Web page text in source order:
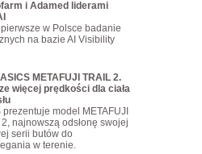
i Adamed liderami
w Polsce badanie
na bazie AI Visibility
METAFUJI TRAIL 2.
więcej prędkości dla ciała
prezentuje model METAFUJI
najnowszą odsłonę swojej
serii butów do
w terenie.